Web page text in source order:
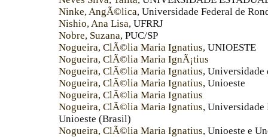
Ninke, AngÃ©lica, Universidade Federal de
Nishio, Ana Lisa, UFRRJ
Nobre, Suzana, PUC/SP
Nogueira, ClÃ©lia Maria Ignatius, UNIOESTE
Nogueira, ClÃ©lia Maria IgnÃ¡tius
Nogueira, ClÃ©lia Maria Ignatius, Universidade
Nogueira, ClÃ©lia Maria Ignatius, Unioeste
Nogueira, ClÃ©lia Maria Ignatius
Nogueira, ClÃ©lia Maria Ignatius, Universidade
Unioeste (Brasil)
Nogueira, ClÃ©lia Maria Ignatius, Unioeste e